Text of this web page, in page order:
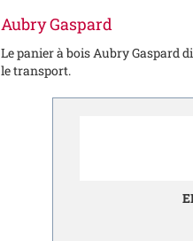
Aubry Gaspard
Le panier à bois Aubry Gaspard
le transport.